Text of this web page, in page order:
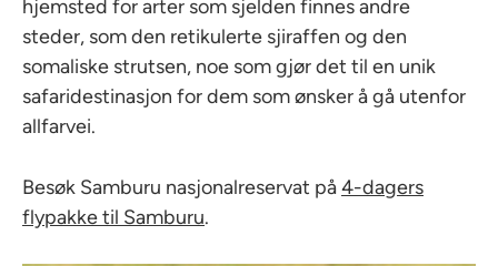
hjemsted for arter som sjelden finnes andre
steder, som den retikulerte sjiraffen og den
somaliske strutsen, noe som gjør det til en unik
safaridestinasjon for dem som ønsker å gå utenfor
allfarvei.
Besøk Samburu nasjonalreservat på4-dagers
flypakke til Samburu.